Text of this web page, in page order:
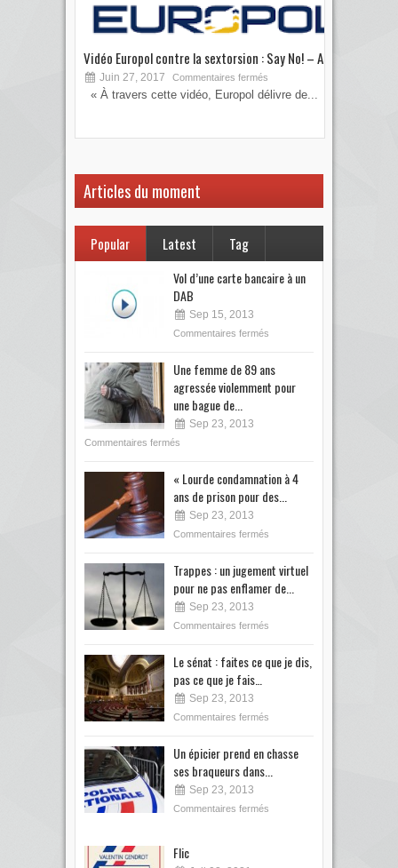
Vidéo Europol contre la sextorsion : Say No! – A...
Juin 27, 2017 Commentaires fermés
« À travers cette vidéo, Europol délivre de...
Articles du moment
Popular Latest Tag
Vol d’une carte bancaire à un
DAB
Sep 15, 2013
Commentaires fermés
Une femme de 89 ans
agressée violemment pour
une bague de...
Sep 23, 2013
Commentaires fermés
« Lourde condamnation à 4
ans de prison pour des...
Sep 23, 2013
Commentaires fermés
Trappes : un jugement virtuel
pour ne pas enflamer de...
Sep 23, 2013
Commentaires fermés
Le sénat : faites ce que je dis,
pas ce que je fais…
Sep 23, 2013
Commentaires fermés
Un épicier prend en chasse
ses braqueurs dans...
Sep 23, 2013
Commentaires fermés
Flic